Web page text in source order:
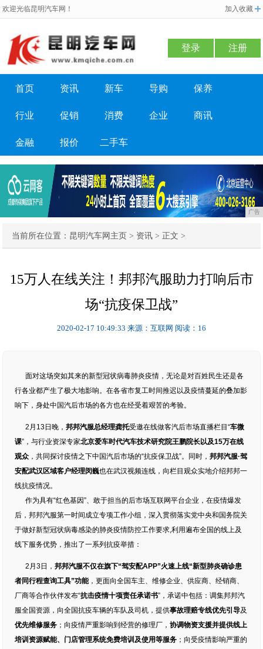
欢迎光临昆明汽车网！ 加入收藏
登录 注册
首页 资讯 新车 导购 保养
行业 促销 消费 企业 商讯
金融 报价 二手车
广告
当前所在位置： 昆明汽车网主页 > 资讯 > 正文 >
15万人在线关注！邦邦汽服助力打响后市
场“抗疫保卫战”
2020-02-17 10:49:33 来源：互联网 阅读：16
面对这场突如其来的新型冠状病毒肺炎疫情，无论是对百姓民生还是各
行各业都产生了极大地影响。在各省市复工时间推迟以及疫情蔓延的叠加影
响下，身处中国汽后市场的各方也在经受着艰苦的考验。
2月13日晚，邦邦汽服总经理龚托受邀在线做客汽后市场直播栏目“车微
课”，与行业资深专家北京爱车时代汽车技术研究院王鹏院长以及15万在线
观众 ，共同探讨疫情之下中国汽后市场的“抗疫保卫战”。同时，邦邦汽服·驾
安配武汉区域客户经理闵巍也在武汉视频连线，向栏目观众实地介绍邦邦一
线抗疫情况。
作为具有“红色基因”、敢于担当的后市场互联网平台企业，在疫情爆发
后，邦邦汽服第一时间成立专项工作小组，深入贯彻落实党中央和国务院关
于做好新型冠状病毒感染的肺炎疫情防控工作要求,利用遍布全国的线上及
线下服务优势，推出了一系列抗疫举措：
2月3日，邦邦汽服不仅在旗下“驾安配APP”火速上线“新型肺炎确诊患
者同行程查询工具”功能，更面向全国车主、维修企业、供应商、经销商、
厂商等合作伙伴发布“抗击疫情十项责任承诺书”，承诺中包括：调集邦邦汽
服全国资源，向全国抗疫车辆的车队及司机，提供事故理赔专线优先引导及
优先维修服务 ；向疫情严重影响到经营的修理厂，协调物资支援并提供线上
培训资源赋能、 门店管理系统免费培训及使用等服务 ；向受疫情影响严重的